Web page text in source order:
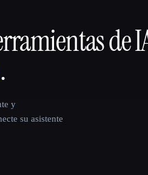
de
.
y
su asistente